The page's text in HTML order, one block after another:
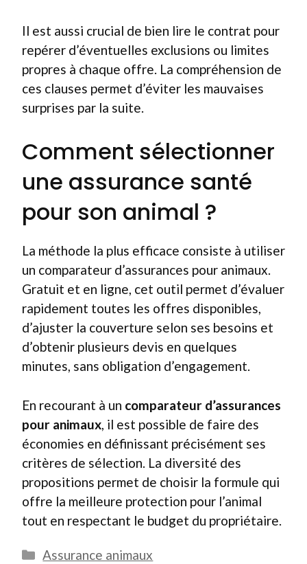
Il est aussi crucial de bien lire le contrat pour
repérer d’éventuelles exclusions ou limites
propres à chaque offre. La compréhension de
ces clauses permet d’éviter les mauvaises
surprises par la suite.
Comment sélectionner
une assurance santé
pour son animal ?
La méthode la plus efficace consiste à utiliser
un comparateur d’assurances pour animaux.
Gratuit et en ligne, cet outil permet d’évaluer
rapidement toutes les offres disponibles,
d’ajuster la couverture selon ses besoins et
d’obtenir plusieurs devis en quelques
minutes, sans obligation d’engagement.
En recourant à un comparateur d’assurances
pour animaux , il est possible de faire des
économies en définissant précisément ses
critères de sélection. La diversité des
propositions permet de choisir la formule qui
offre la meilleure protection pour l’animal
tout en respectant le budget du propriétaire.
Catégories
Assurance animaux